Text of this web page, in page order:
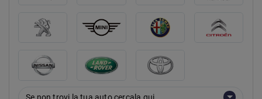
Se non trovi la tua auto cercala qui...